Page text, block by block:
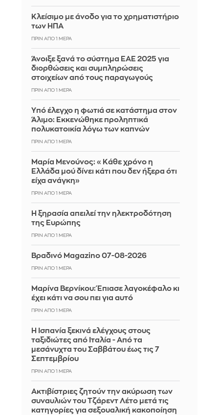
Κλείσιμο με άνοδο για το χρηματιστήριο
των ΗΠΑ
ΠΡΙΝ ΑΠΌ 1 ΜΈΡΑ
Άνοιξε ξανά το σύστημα ΕΑΕ 2025 για
διορθώσεις και συμπληρώσεις
στοιχείων από τους παραγωγούς
ΠΡΙΝ ΑΠΌ 1 ΜΈΡΑ
Yπό έλεγχο η φωτιά σε κατάστημα στον
Άλιμο: Εκκενώθηκε προληπτικά
πολυκατοικία λόγω των καπνών
ΠΡΙΝ ΑΠΌ 1 ΜΈΡΑ
Μαρία Μενούνος: «Κάθε χρόνο η
Ελλάδα μού δίνει κάτι που δεν ήξερα ότι
είχα ανάγκη»
ΠΡΙΝ ΑΠΌ 1 ΜΈΡΑ
Η ξηρασία απειλεί την ηλεκτροδότηση
της Ευρώπης
ΠΡΙΝ ΑΠΌ 1 ΜΈΡΑ
Βραδινό Magazino 07-08-2026
ΠΡΙΝ ΑΠΌ 1 ΜΈΡΑ
Μαρίνα Βερνίκου: Έπιασε λαγοκέφαλο κι
έχει κάτι να σου πει για αυτό
ΠΡΙΝ ΑΠΌ 1 ΜΈΡΑ
Η Ισπανία ξεκινά ελέγχους στους
ταξιδιώτες από Ιταλία - Από τα
μεσάνυχτα του Σαββάτου έως τις 7
Σεπτεμβρίου
ΠΡΙΝ ΑΠΌ 1 ΜΈΡΑ
Ακτιβίστριες ζητούν την ακύρωση των
συναυλιών του Τζάρεντ Λέτο μετά τις
κατηγορίες για σεξουαλική κακοποίηση